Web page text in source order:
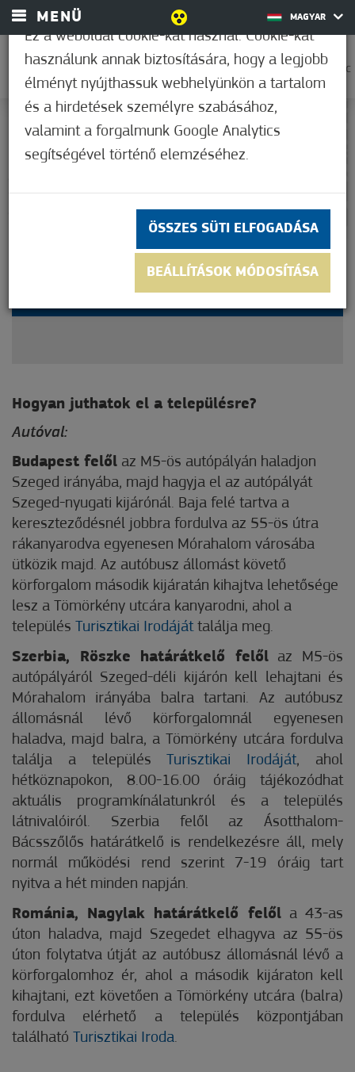
MENÜ MAGYAR
0
25,6°C
Nem értékelt
MEGKÖZELÍTÉS ÉS
PARKOLÁSI LEHETŐSÉGEK
Hogyan juthatok el a településre?
Autóval:
Budapest felől az M5-ös autópályán haladjon
Szeged irányába, majd hagyja el az autópályát
Szeged-nyugati kijárónál. Baja felé tartva a
kereszteződésnél jobbra fordulva az 55-ös útra
rákanyarodva egyenesen Mórahalom városába
ütközik majd. Az autóbusz állomást követő
körforgalom második kijáratán kihajtva lehetősége
lesz a Tömörkény utcára kanyarodni, ahol a
település Turisztikai Irodáját találja meg.
Szerbia, Röszke határátkelő felőlaz M5-ös
autópályáról Szeged-déli kijárón kell lehajtani és
Mórahalom irányába balra tartani. Az autóbusz
állomásnál lévő körforgalomnál egyenesen
haladva, majd balra, a Tömörkény utcára fordulva
találja a település
Turisztikai Irodáját, ahol
hétköznapokon, 8.00-16.00 óráig tájékozódhat
aktuális programkínálatunkról és a település
látnivalóiról. Szerbia felől az Ásotthalom-
Bácsszőlős határátkelő is rendelkezésre áll, mely
normál működési rend szerint 7-19 óráig tart
nyitva a hét minden napján.
Románia, Nagylak határátkelő felőla 43-as
úton haladva, majd Szegedet elhagyva az 55-ös
úton folytatva útját az autóbusz állomásnál lévő a
körforgalomhoz ér, ahol a második kijáraton kell
kihajtani, ezt követően a Tömörkény utcára (balra)
fordulva elérhető a település központjában
található Turisztikai Iroda.
Ez a weboldal cookie-kat használ. Cookie-kat
használunk annak biztosítására, hogy a legjobb
élményt nyújthassuk webhelyünkön a tartalom
és a hirdetések személyre szabásához,
valamint a forgalmunk Google Analytics
segítségével történő elemzéséhez.
ÖSSZES SÜTI ELFOGADÁSA
BEÁLLÍTÁSOK MÓDOSÍTÁSA